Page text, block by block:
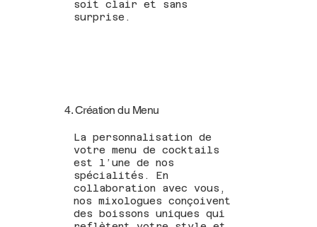
soit clair et sans
surprise.
4. Création du Menu
La personnalisation de
votre menu de cocktails
est l’une de nos
spécialités. En
collaboration avec vous,
nos mixologues conçoivent
des boissons uniques qui